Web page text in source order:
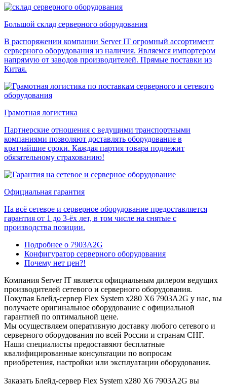
Большой склад серверного оборудования
В распоряжении компании Server IT огромный ассортимент
серверного оборудования из наличия. Являемся импортером
напрямую от заводов производителей. Прямые поставки из
Китая.
Грамотная логистика
Партнерские отношения с ведущими транспортными
компаниями позволяют доставлять оборудование в
кратчайшие сроки. Каждая партия товара подлежит
обязательному страхованию!
Официальная гарантия
На всё сетевое и серверное оборудование предоставляется
гарантия от 1 до 3-ёх лет, в том числе на снятые с
производства позиции.
Подробнее о 7903A2G
Конфигуратор серверного оборудования
Почему нет цен?!
Компания Server IT является официальным дилером ведущих
производителей сетевого и серверного оборудования.
Покупая Блейд-сервер Flex System x280 X6 7903A2G у нас, вы
получаете оригинальное оборудование с официальной
гарантией по оптимальной цене.
Мы осуществляем оперативную доставку любого сетевого и
серверного оборудования по всей России и странам СНГ.
Наши специалисты предоставяют бесплатные
квалифицированные консультации по вопросам
приобретения, настройки или эксплуатации оборудования.
Заказать Блейд-сервер Flex System x280 X6 7903A2G вы